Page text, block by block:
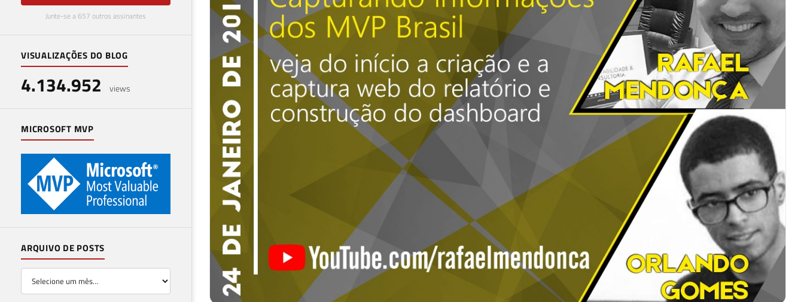
Junte-se a 657 outros assinantes
VISUALIZAÇÕES DO BLOG
4.134.952 views
MICROSOFT MVP
ARQUIVO DE POSTS